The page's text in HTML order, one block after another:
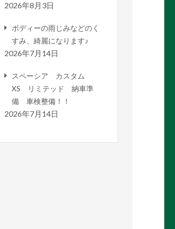
2026年8月3日
ボディーの雨じみなどのく
すみ、綺麗になります♪
2026年7月14日
スペーシア カスタム
XS リミテッド 納車準
備 車検整備！！
2026年7月14日